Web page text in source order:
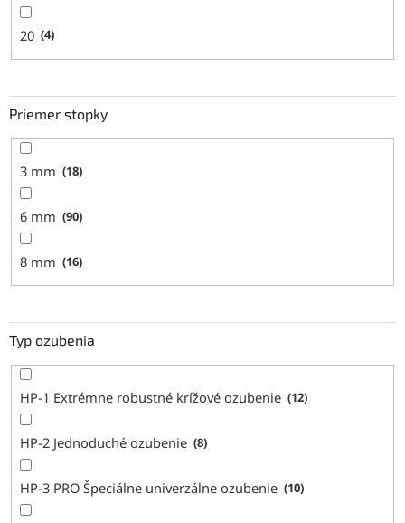
20 4
Priemer stopky
3 mm 18
6 mm 90
8 mm 16
Typ ozubenia
HP-1 Extrémne robustné krížové ozubenie 12
HP-2 Jednoduché ozubenie 8
HP-3 PRO Špeciálne univerzálne ozubenie 10